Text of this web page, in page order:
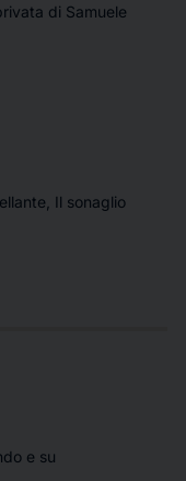
di Samuele
Il sonaglio
e su